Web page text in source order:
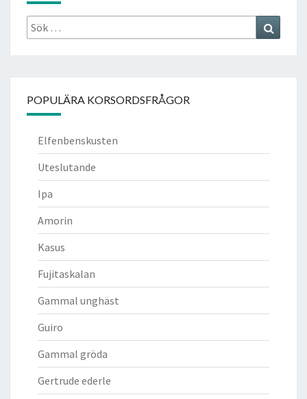
Sök
efter:
POPULÄRA KORSORDSFRÅGOR
Elfenbenskusten
Uteslutande
Ipa
Amorin
Kasus
Fujitaskalan
Gammal unghäst
Guiro
Gammal gröda
Gertrude ederle